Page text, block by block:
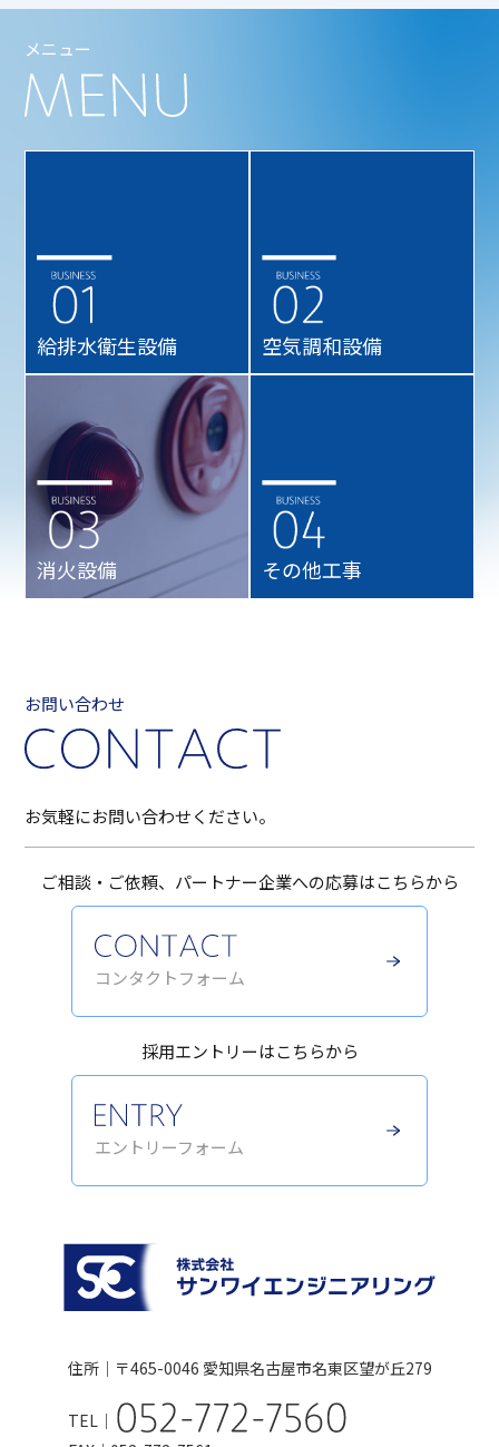
メニュー
給排水衛生設備 空気調和設備
消火設備 その他工事
お問い合わせ
お気軽にお問い合わせください。
ご相談・ご依頼、パートナー企業への応募はこちらから
コンタクトフォーム
採用エントリーはこちらから
エントリーフォーム
住所｜〒465-0046 愛知県名古屋市名東区望が丘279
TEL｜